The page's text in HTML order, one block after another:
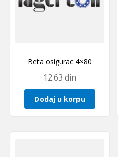
Beta osigurac 4×80
12.63 din
Dodaj u korpu